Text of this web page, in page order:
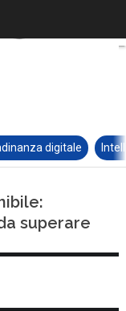
digitale
superare